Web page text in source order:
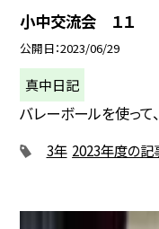
小中交流会 １１
公開日 2023/06/29
真中日記
バレーボールを使って
3年 2023年度の記